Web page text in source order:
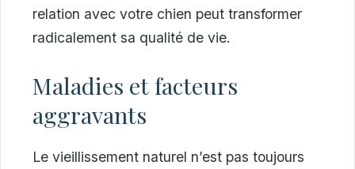
relation avec votre chien peut transformer
radicalement sa qualité de vie.
Maladies et facteurs
aggravants
Le vieillissement naturel n’est pas toujours